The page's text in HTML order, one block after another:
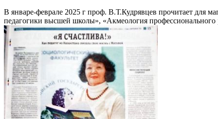
В январе-феврале 2025 г проф. В.Т.Кудрявцев прочитает для
педагогики высшей школы», «Акмеология профессионального